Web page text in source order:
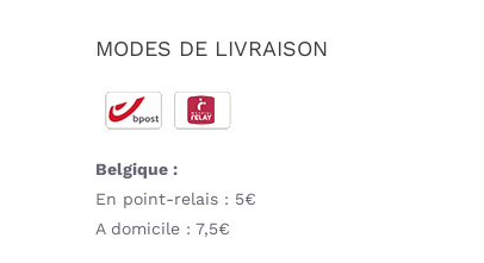
MODES DE LIVRAISON
Belgique :
En point-relais : 5€
A domicile : 7,5€